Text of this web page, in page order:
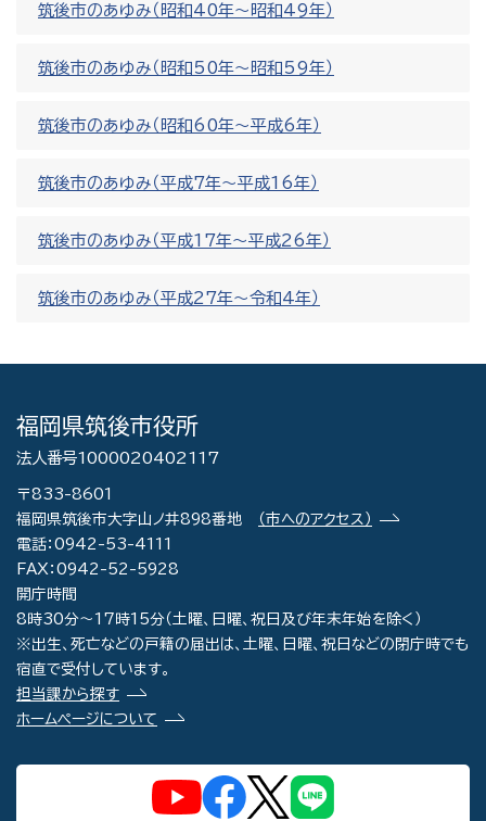
筑後市のあゆみ（昭和40年～昭和49年）
筑後市のあゆみ（昭和50年～昭和59年）
筑後市のあゆみ（昭和60年～平成6年）
筑後市のあゆみ（平成7年～平成16年）
筑後市のあゆみ（平成17年～平成26年）
筑後市のあゆみ（平成27年〜令和4年）
福岡県筑後市役所
法人番号1000020402117
〒833-8601
福岡県筑後市大字山ノ井898番地
（市へのアクセス）
電話：0942-53-4111
FAX：0942-52-5928
開庁時間
8時30分～17時15分（土曜、日曜、祝日及び年末年始を除く）
※出生、死亡などの戸籍の届出は、土曜、日曜、祝日などの閉庁時でも
宿直で受付しています。
担当課から探す
ホームページについて